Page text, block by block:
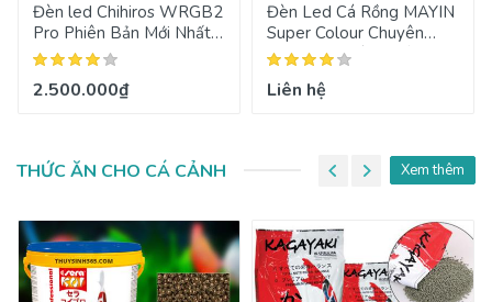
Đèn led Chihiros WRGB2
Pro Phiên Bản Mới Nhất
2022
2.500.000₫
Đèn Led Cá Rồng MAYIN
Super Colour Chuyên
Dụng Cho Cá Huyết Long
Liên hệ
THỨC ĂN CHO CÁ CẢNH Xem thêm